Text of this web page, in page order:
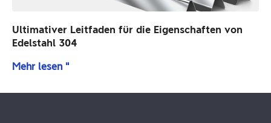
Ultimativer Leitfaden für die Eigenschaften von
Edelstahl 304
Mehr lesen "